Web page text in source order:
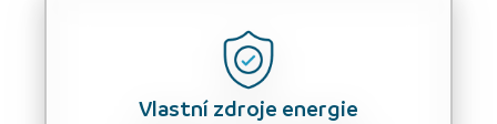
Vlastní zdroje energie